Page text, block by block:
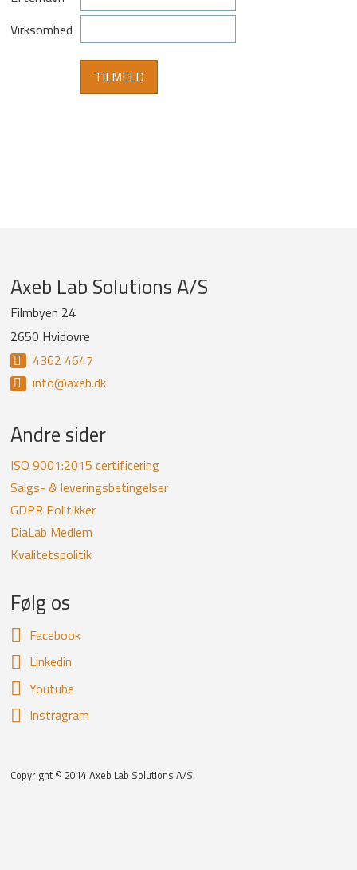
Virksomhed
Company
information
and
newsletter
Axeb Lab Solutions A/S
Filmbyen 24
2650 Hvidovre
4362 4647
info@axeb.dk
Copyright © 2014 Axeb Lab Solutions A/S
Andre sider
ISO 9001:2015 certificering
Salgs- & leveringsbetingelser
GDPR Politikker
DiaLab Medlem
Kvalitetspolitik
Følg os
Facebook
Linkedin
Youtube
Instragram